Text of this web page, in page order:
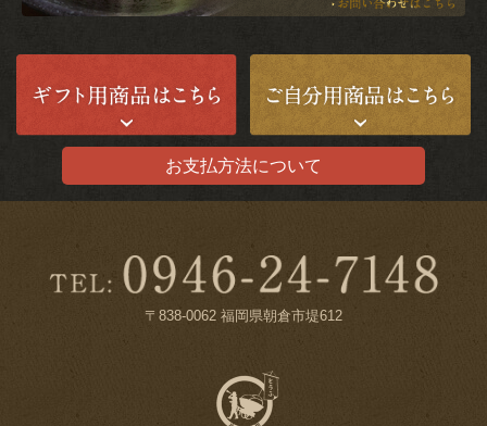
お支払方法について
〒838-0062 福岡県朝倉市堤612